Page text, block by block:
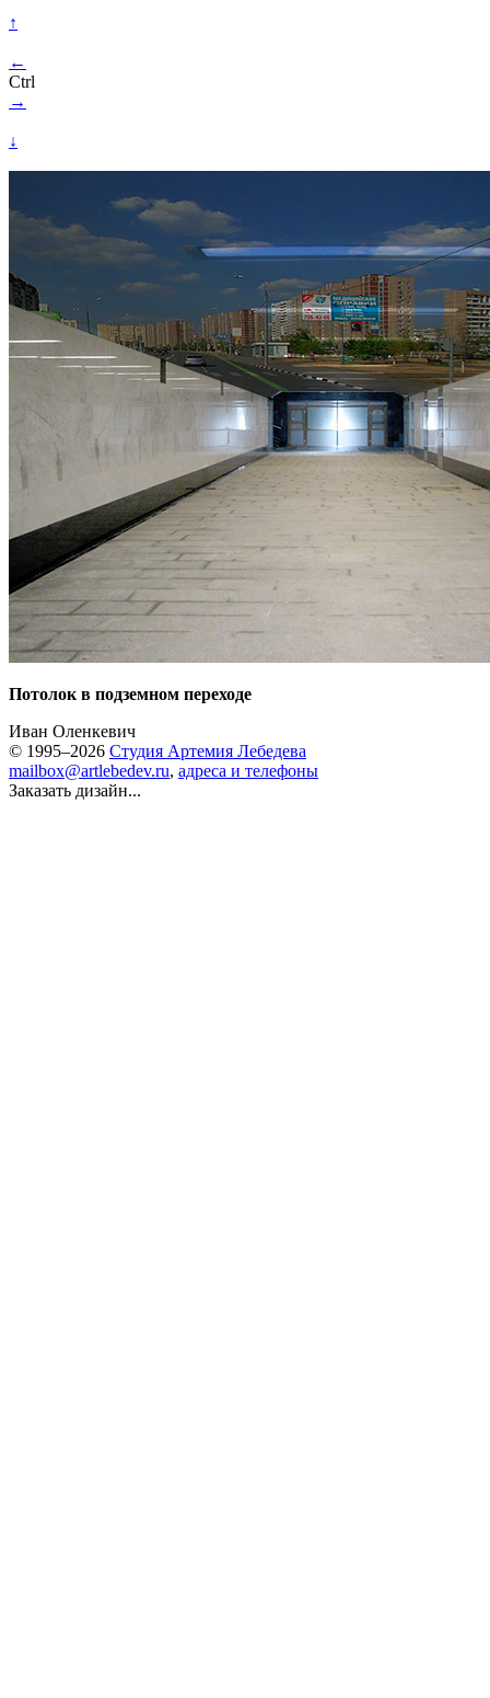
↑
←
Ctrl
→
↓
Потолок в подземном переходе
Иван Оленкевич
© 1995–2026 Студия Артемия Лебедева
mailbox@artlebedev.ru, адреса и телефоны
Заказать дизайн...